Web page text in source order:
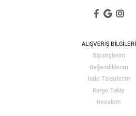
ALIŞVERİŞ BİLGİLERİ
Siparişlerim
Beğendiklerim
İade Taleplerim
Kargo Takip
Hesabım